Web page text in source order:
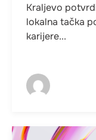
Kraljevo
lokalna tačka
karijere...